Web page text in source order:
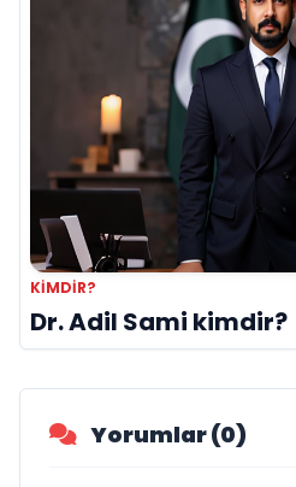
KIMDIR?
Dr. Adil Sami kimdir?
Yorumlar (0)